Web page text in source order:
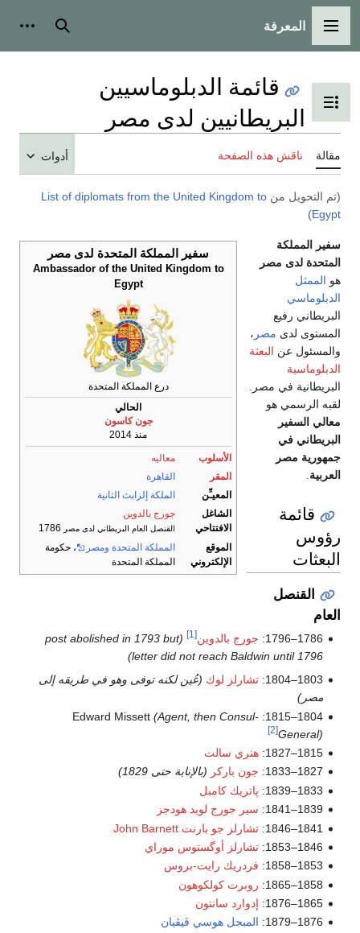
أدوات شخصية
جدول المحتويات
قائمة الدبلوماسيين
لدى مصر
هذه الصفحة
List of diplomats from the United Kingdom to
سفير المملكة المتحدة لدى مصر
Ambassador of the United Kingdom to
درع المملكة المتحدة
الأسلوب
معاليه
المقر
القاهرة
الملكة إلزابث الثانية
الشاغل
جورج بالدوين
القنصل العام البريطاني لدى مصر1786
الموقع
الإلكتروني
المملكة المتحدة ومصر
، حكومة
المملكة المتحدة
مصر
مصر،
البعثة
مصر.
جورج بالدوين[1]
(post abolished in 1793 but
letter did not reach Baldwin
تشارلز لوك (عُين لكنه توفى وهو في طريقه إلى
(Agent, then Consul-
هنري سالت
جون باركر (بالإنابة حتى 1829)
پاتريك كامبل
سير جورج لويد هودجز
تشارلز جو بارنت John Barnett
تشارلز أوگستوس موراي
فردريك رايت-بروس
روبرت كولكوهون
إدوارد سانتون
المبجل هوسي ڤيڤيان